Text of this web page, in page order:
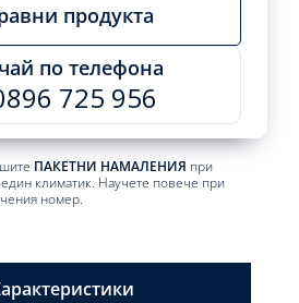
продукта
по телефона
725 956
ПАКЕТНИ НАМАЛЕНИЯ при
климатик. Научете повече при
номер.